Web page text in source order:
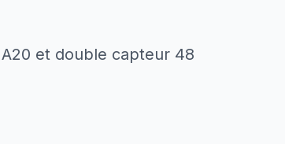
et double capteur 48